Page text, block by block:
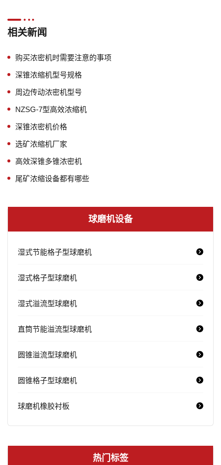
相关新闻
购买浓密机时需要注意的事项
深锥浓缩机型号规格
周边传动浓密机型号
NZSG-7型高效浓缩机
深锥浓密机价格
选矿浓缩机厂家
高效深锥多锥浓密机
尾矿浓缩设备都有哪些
球磨机设备
湿式节能格子型球磨机
湿式格子型球磨机
湿式溢流型球磨机
直筒节能溢流型球磨机
圆锥溢流型球磨机
圆锥格子型球磨机
球磨机橡胶衬板
热门标签